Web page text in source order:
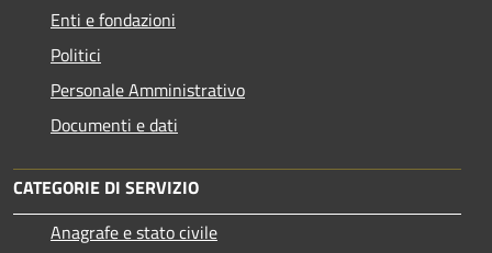
Enti e fondazioni
Politici
Personale Amministrativo
Documenti e dati
CATEGORIE DI SERVIZIO
Anagrafe e stato civile